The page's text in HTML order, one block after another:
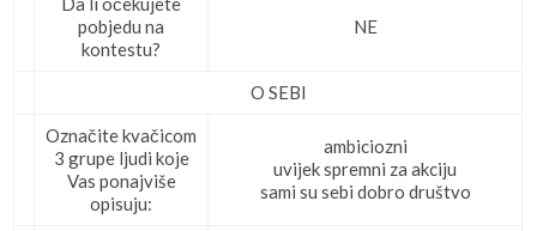
pobjedu na
kontestu?
NE
O SEBI
Označite kvačicom
3 grupe ljudi koje
Vas ponajviše
opisuju:
ambiciozni
uvijek spremni za akciju
sami su sebi dobro društvo